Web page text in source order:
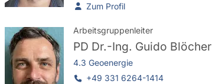
Zum Profil
Arbeitsgruppenleiter
PD Dr.-Ing. Guido Blöcher
4.3 Geoenergie
+49 331 6264-1414